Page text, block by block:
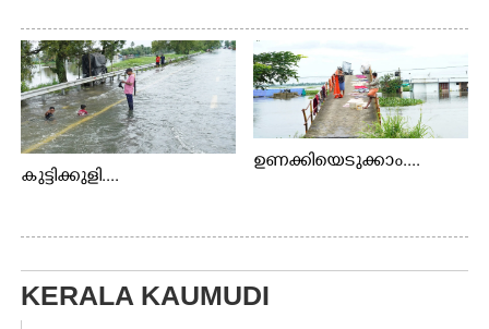
കുട്ടിക്കുളി....
ഉണക്കിയെടുക്കാം....
KERALA KAUMUDI